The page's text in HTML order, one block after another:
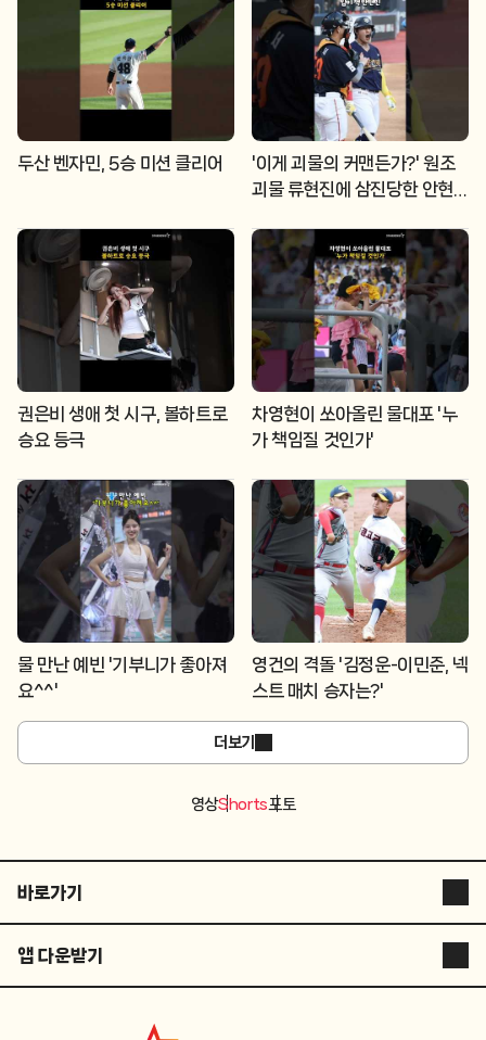
두산 벤자민, 5승 미션 클리어
'이게 괴물의 커맨든가?' 원조
괴물 류현진에 삼진당한 안현
권은비 생애 첫 시구, 볼하트로
승요 등극
차영현이 쏘아올린 물대포 '누
가 책임질 것인가'
물 만난 예빈 '기부니가 좋아져
요^^'
영건의 격돌 '김정운-이민준, 넥
스트 매치 승자는?'
더보기
영상Shorts포토
바로가기
스타뉴스 코리아
스타플러스
앱 다운받기